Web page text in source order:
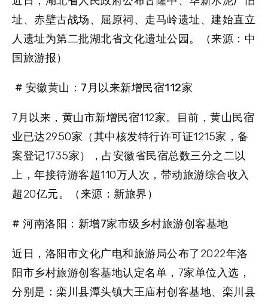
址、赤壁古战场、屈原祠、走马岭遗址、建始直立
人遗址为第二批湖北省文化遗址公园。（来源：中
国旅游报）
# 安徽黄山：7月以来新增民宿112家
7月以来，黄山市新增民宿112家。目前，黄山民宿
业已达2950家（其中核发特行许可证1215家，备
案登记1735家），占安徽省民宿总数三分之二以
上，年接待游客超110万人次，带动旅游综合收入
超20亿元。（来源：新旅界）
# 河南洛阳：新增7家市级乡村旅游创客基地
近日，洛阳市文化广电和旅游局公布了2022年洛
阳市乡村旅游创客基地认定名单，7家单位入选，
分别是：栾川县潭头镇大王庙村创客基地、栾川县